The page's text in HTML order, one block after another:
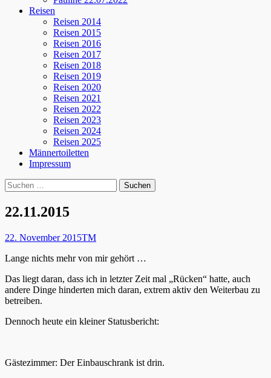
Reisen
Reisen 2014
Reisen 2015
Reisen 2016
Reisen 2017
Reisen 2018
Reisen 2019
Reisen 2020
Reisen 2021
Reisen 2022
Reisen 2023
Reisen 2024
Reisen 2025
Männertoiletten
Impressum
Suchen
Suche
nach:
22.11.2015
Posted
22. November 2015Autor
TM
Lange nichts mehr von mir gehört …
Das liegt daran, dass ich in letzter Zeit mal „Rücken“ hatte, auch
andere Dinge hinderten mich daran, extrem aktiv den Weiterbau zu
betreiben.
Dennoch heute ein kleiner Statusbericht:
Gästezimmer: Der Einbauschrank ist drin.